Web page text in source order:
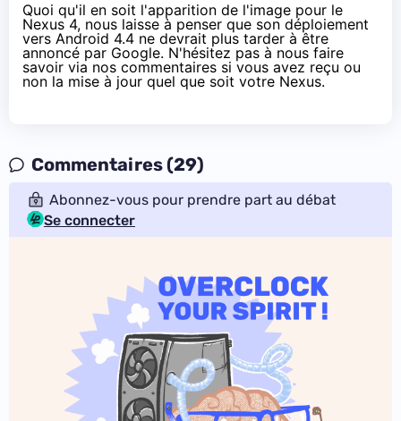
Quoi qu'il en soit l'apparition de l'image pour le
Nexus 4, nous laisse à penser que son déploiement
vers Android 4.4 ne devrait plus tarder à être
annoncé par Google. N'hésitez pas à nous faire
savoir via nos commentaires si vous avez reçu ou
non la mise à jour quel que soit votre Nexus.
Commentaires (29)
Abonnez-vous pour prendre part au débat
Se connecter